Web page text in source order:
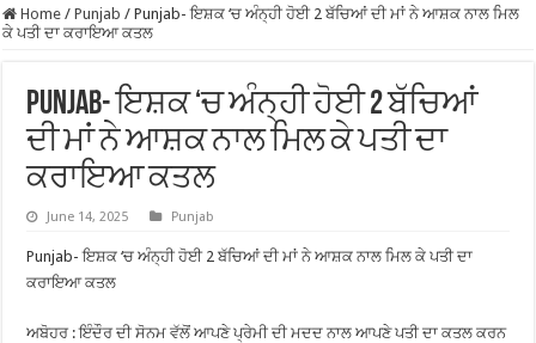
Home / Punjab / Punjab- ਇਸ਼ਕ ‘ਚ ਅੰਨ੍ਹੀ ਹੋਈ 2 ਬੱਚਿਆਂ ਦੀ ਮਾਂ ਨੇ ਆਸ਼ਕ ਨਾਲ ਮਿਲ
ਕੇ ਪਤੀ ਦਾ ਕਰਾਇਆ ਕਤਲ
Punjab- ਇਸ਼ਕ ‘ਚ ਅੰਨ੍ਹੀ ਹੋਈ 2 ਬੱਚਿਆਂ
ਦੀ ਮਾਂ ਨੇ ਆਸ਼ਕ ਨਾਲ ਮਿਲ ਕੇ ਪਤੀ ਦਾ
ਕਰਾਇਆ ਕਤਲ
June 14, 2025 Punjab
Punjab- ਇਸ਼ਕ ‘ਚ ਅੰਨ੍ਹੀ ਹੋਈ 2 ਬੱਚਿਆਂ ਦੀ ਮਾਂ ਨੇ ਆਸ਼ਕ ਨਾਲ ਮਿਲ ਕੇ ਪਤੀ ਦਾ
ਕਰਾਇਆ ਕਤਲ
ਅਬੋਹਰ : ਇੰਦੌਰ ਦੀ ਸੋਨਮ ਵੱਲੋਂ ਆਪਣੇ ਪ੍ਰੇਮੀ ਦੀ ਮਦਦ ਨਾਲ ਆਪਣੇ ਪਤੀ ਦਾ ਕਤਲ ਕਰਨ